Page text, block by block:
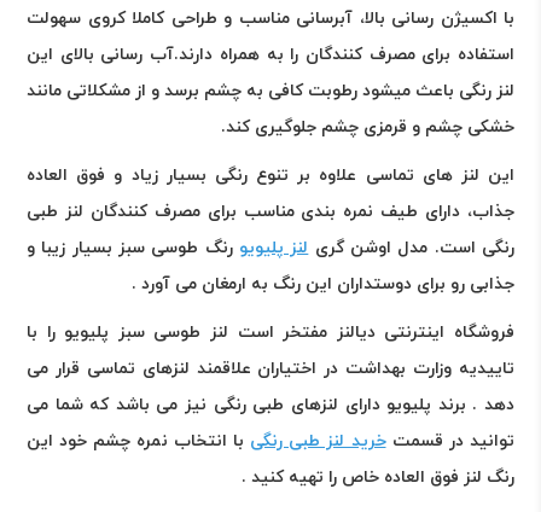
با اکسیژن رسانی بالا، آبرسانی مناسب و طراحی کاملا کروی سهولت
استفاده برای مصرف کنندگان را به همراه دارند.آب رسانی بالای این
لنز رنگی باعث میشود رطوبت کافی به چشم برسد و از مشکلاتی مانند
خشکی چشم و قرمزی چشم جلوگیری کند.
این لنز های تماسی علاوه بر تنوع رنگی بسیار زیاد و فوق العاده
جذاب، دارای طیف نمره بندی مناسب برای مصرف کنندگان لنز طبی
رنگی است. مدل اوشن گریلنز پلیویو رنگ طوسی سبز بسیار زیبا و
جذابی رو برای دوستداران این رنگ به ارمغان می آورد .
فروشگاه اینترنتی دیالنز مفتخر است لنز طوسی سبز پلیویو را با
تاییدیه وزارت بهداشت در اختیاران علاقمند لنزهای تماسی قرار می
دهد . برند پلیویو دارای لنزهای طبی رنگی نیز می باشد که شما می
توانید در قسمتخرید لنز طبی رنگی با انتخاب نمره چشم خود این
رنگ لنز فوق العاده خاص را تهیه کنید .